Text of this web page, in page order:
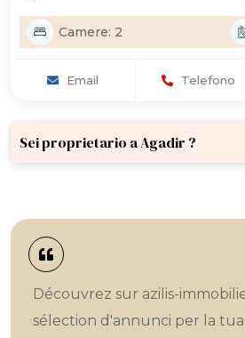
Camere: 2
Email Telefono
Sei proprietario a Agadir ?
Découvrez sur azilis-
sélection d'annunci per la